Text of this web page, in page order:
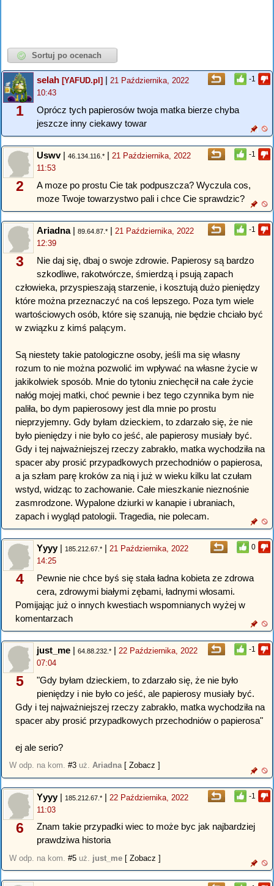
-1
1
selah [YAFUD.pl] | 21 Października, 2022
10:43
Oprócz tych papierosów twoja matka bierze chyba
jeszcze inny ciekawy towar
-1
2
Uswv| 46.134.116.* | 21 Października, 2022
11:53
A moze po prostu Cie tak podpuszcza? Wyczula cos,
moze Twoje towarzystwo pali i chce Cie sprawdzic?
-1
3
Ariadna| 89.64.87.* | 21 Października, 2022
12:39
Nie daj się, dbaj o swoje zdrowie. Papierosy są bardzo
szkodliwe, rakotwórcze, śmierdzą i psują zapach
człowieka, przyspieszają starzenie, i kosztują dużo pieniędzy
które można przeznaczyć na coś lepszego. Poza tym wiele
wartościowych osób, które się szanują, nie będzie chciało być
w związku z kimś palącym.
Są niestety takie patologiczne osoby, jeśli ma się własny
rozum to nie można pozwolić im wpływać na własne życie w
jakikolwiek sposób. Mnie do tytoniu zniechęcił na całe życie
nałóg mojej matki, choć pewnie i bez tego czynnika bym nie
paliła, bo dym papierosowy jest dla mnie po prostu
nieprzyjemny. Gdy byłam dzieckiem, to zdarzało się, że nie
było pieniędzy i nie było co jeść, ale papierosy musiały być.
Gdy i tej najważniejszej rzeczy zabrakło, matka wychodziła na
spacer aby prosić przypadkowych przechodniów o papierosa,
a ja szłam parę kroków za nią i już w wieku kilku lat czułam
wstyd, widząc to zachowanie. Całe mieszkanie nieznośnie
zasmrodzone. Wypalone dziurki w kanapie i ubraniach,
zapach i wygląd patologii. Tragedia, nie polecam.
0
4
Yyyy| 185.212.67.* | 21 Października, 2022
14:25
Pewnie nie chce byś się stała ładna kobieta ze zdrowa
cera, zdrowymi białymi zębami, ładnymi włosami.
Pomijając już o innych kwestiach wspomnianych wyżej w
komentarzach
-1
5
just_me | 64.88.232.* | 22 Października, 2022
07:04
"Gdy byłam dzieckiem, to zdarzało się, że nie było
pieniędzy i nie było co jeść, ale papierosy musiały być.
Gdy i tej najważniejszej rzeczy zabrakło, matka wychodziła na
spacer aby prosić przypadkowych przechodniów o papierosa"
ej ale serio?
W odp. na kom. #3 uż. Ariadna [ Zobacz ]
-1
6
Yyyy| 185.212.67.* | 22 Października, 2022
11:03
Znam takie przypadki wiec to może byc jak najbardziej
prawdziwa historia
W odp. na kom. #5 uż. just_me [ Zobacz ]